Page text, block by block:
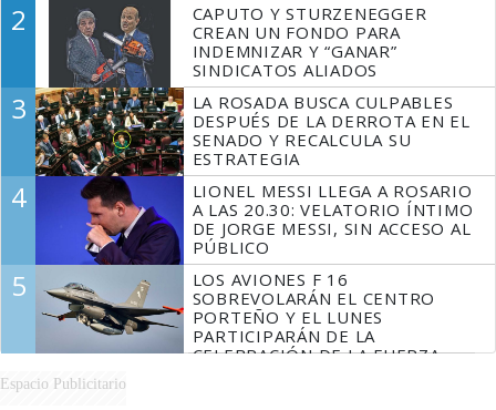
2
CAPUTO Y STURZENEGGER
CREAN UN FONDO PARA
INDEMNIZAR Y “GANAR”
SINDICATOS ALIADOS
3
LA ROSADA BUSCA CULPABLES
DESPUÉS DE LA DERROTA EN EL
SENADO Y RECALCULA SU
ESTRATEGIA
4
LIONEL MESSI LLEGA A ROSARIO
A LAS 20.30: VELATORIO ÍNTIMO
DE JORGE MESSI, SIN ACCESO AL
PÚBLICO
5
LOS AVIONES F 16
SOBREVOLARÁN EL CENTRO
PORTEÑO Y EL LUNES
PARTICIPARÁN DE LA
CELEBRACIÓN DE LA FUERZA
Espacio Publicitario